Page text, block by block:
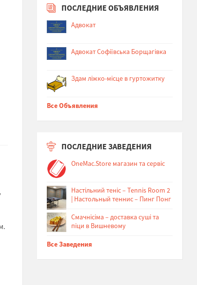
ПОСЛЕДНИЕ ОБЪЯВЛЕНИЯ
Адвокат
Адвокат Софіївська Борщагівка
Здам ліжко-місце в гуртожитку
Все Объявления
ПОСЛЕДНИЕ ЗАВЕДЕНИЯ
OneMac.Store магазин та сервіс
Настільний теніс – Tennis Room 2
| Настольный теннис – Пинг Понг
Cмачнісіма – доставка суші та
піци в Вишневому
Все Заведения